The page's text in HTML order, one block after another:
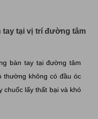
tay tại vị trí đường tâm
bàn tay tại đường tâm
không có đầu óc
chuốc lấy thất bại và khó